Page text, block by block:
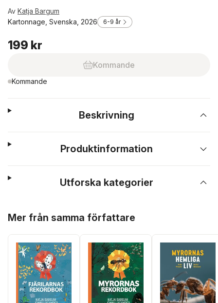
Av Katja Bargum
Kartonnage, Svenska, 2026
6-9 år
199 kr
Kommande
Kommande
Beskrivning
Produktinformation
Utforska kategorier
Mer från samma författare